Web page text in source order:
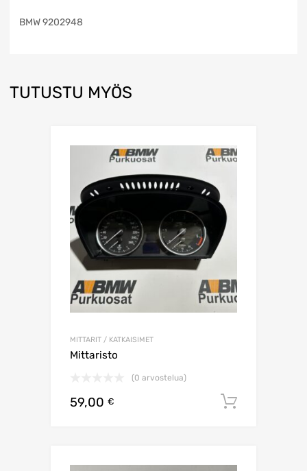
BMW 9202948
TUTUSTU MYÖS
MITTARIT / KATKAISIMET
Mittaristo
(0 arvostelua)
59,00 €